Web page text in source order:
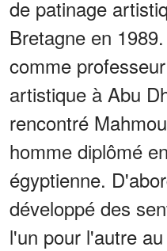
de patinage
Bretagne en
comme
artistique à Abu
rencontré
homme diplômé
égyptienne.
développé des
l'un pour l'autre